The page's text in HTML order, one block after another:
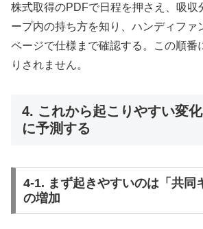
株式取得のPDFで日程を押さえ、吸収
ープ内の持ち方を知り、ハンディファ
ページで仕様まで確認する。この順番
りされません。
4. これから起こりやすい変
に予測する
4-1. まず起きやすいのは「共同
の増加